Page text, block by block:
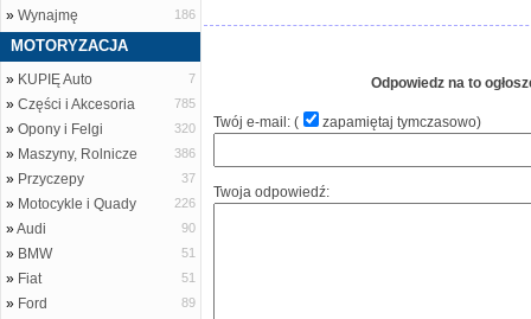
» Wynajmę 186
MOTORYZACJA
» KUPIĘ Auto 7
» Części i Akcesoria 785
» Opony i Felgi 320
» Maszyny, Rolnicze 386
» Przyczepy 37
» Motocykle i Quady 226
»Audi 90
» BMW 51
» Fiat 51
» Ford 89
Odpowiedz na to
Twój e-mail: ( zapamiętaj tymczasowo)
Twoja odpowiedź: